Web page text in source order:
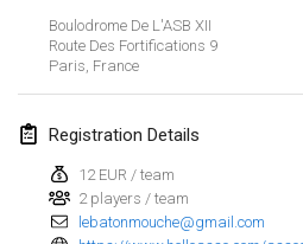
Boulodrome De L'ASB XII
Route Des Fortifications 9
Paris France
Registration Details
12 EUR / team
2 players / team
lebatonmouche@gmail.com
February 2023
Feb 4, 2023 |France
SingeliDuppeli
Feb 4, 2023|Finland